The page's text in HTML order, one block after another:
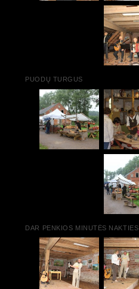
PUODŲ TURGUS
DAR PENKIOS MINUTĖS NAKTIES